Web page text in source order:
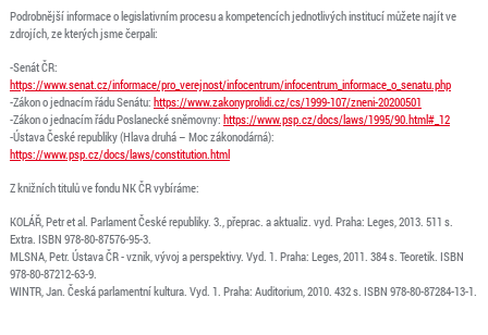
Podrobnější informace o legislativním procesu a kompetencích jednotlivých institucí můžete najít ve
zdrojích, ze kterých jsme čerpali:
-Senát ČR:
https://www.senat.cz/informace/pro_verejnost/infocentrum/infocentrum_informace_o_senatu.php
-Zákon o jednacím řádu Senátu: https://www.zakonyprolidi.cz/cs/1999-107/zneni-20200501
-Zákon o jednacím řádu Poslanecké sněmovny: https://www.psp.cz/docs/laws/1995/90.html#_12
-Ústava České republiky (Hlava druhá – Moc zákonodárná):
https://www.psp.cz/docs/laws/constitution.html
Z knižních titulů ve fondu NK ČR vybíráme:
KOLÁŘ, Petr et al. Parlament České republiky. 3., přeprac. a aktualiz. vyd. Praha: Leges, 2013. 511 s.
Extra. ISBN 978-80-87576-95-3.
MLSNA, Petr. Ústava ČR - vznik, vývoj a perspektivy. Vyd. 1. Praha: Leges, 2011. 384 s. Teoretik. ISBN
978-80-87212-63-9.
WINTR, Jan. Česká parlamentní kultura. Vyd. 1. Praha: Auditorium, 2010. 432 s. ISBN 978-80-87284-13-1.